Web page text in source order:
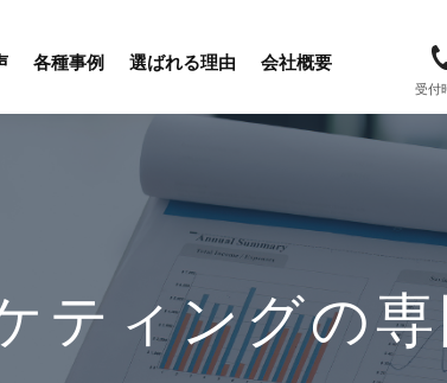
各種事例 選ばれる理由 会社概要
受付
ティングの